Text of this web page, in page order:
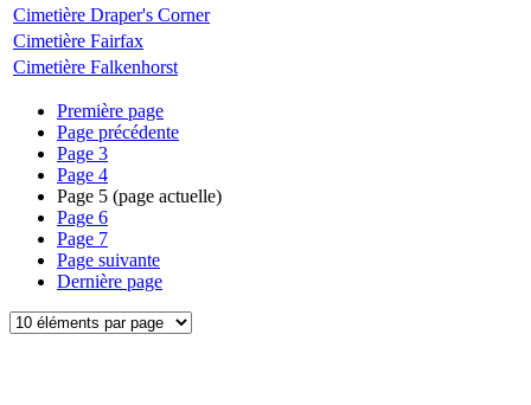
Cimetière Draper's Corner
Cimetière Fairfax
Cimetière Falkenhorst
Première page
Page précédente
Page 3
Page 4
Page 5 (page actuelle)
Page 6
Page 7
Page suivante
Dernière page